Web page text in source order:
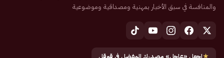
والمنافسة في سبق الأخبار بمهنية ومصداقية وموضوعية
★اجعل «عاجل» مصدرك المفضل في قوقل